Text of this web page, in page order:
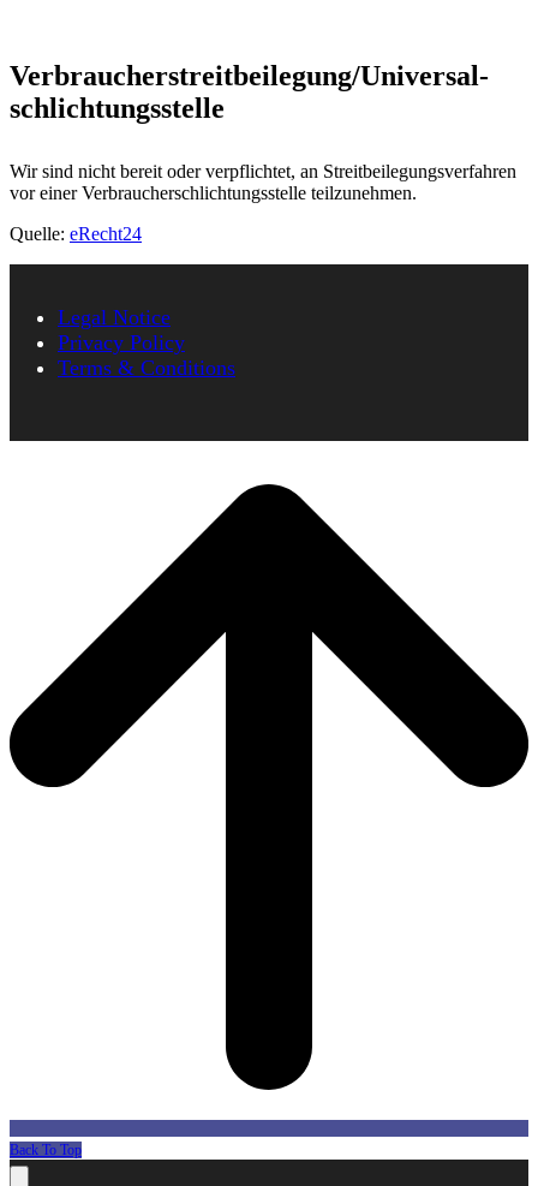
Verbraucher­streit­beilegung/Universal­
schlichtungs­stelle
Wir sind nicht bereit oder verpflichtet, an Streitbeilegungsverfahren
vor einer Verbraucherschlichtungsstelle teilzunehmen.
Quelle: eRecht24
Legal Notice
Privacy Policy
Terms & Conditions
Back To Top